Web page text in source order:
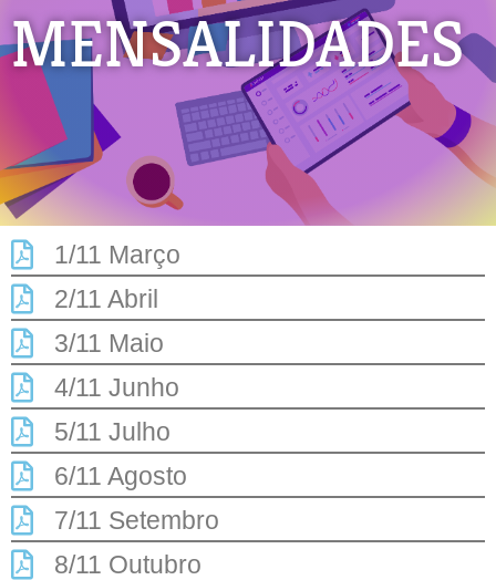
MENSALIDADES
1/11 Março
2/11 Abril
3/11 Maio
4/11 Junho
5/11 Julho
6/11 Agosto
7/11 Setembro
8/11 Outubro